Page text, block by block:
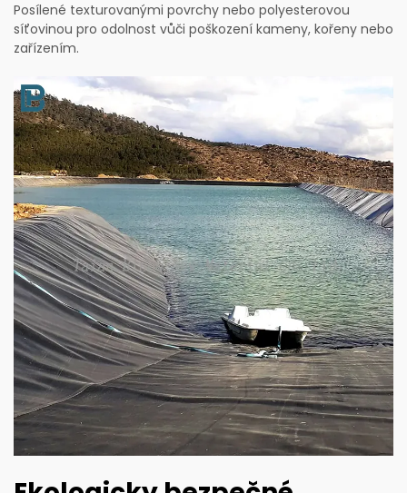
Posílené texturovanými povrchy nebo polyesterovou
síťovinou pro odolnost vůči poškození kameny, kořeny nebo
zařízením.